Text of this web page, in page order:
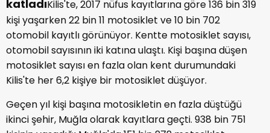
katladıKilis'te, 2017 nüfus kayıtlarına göre 136 bin 319
kişi yaşarken 22 bin 11 motosiklet ve 10 bin 702
otomobil kayıtlı görünüyor. Kentte motosiklet sayısı,
otomobil sayısının iki katına ulaştı. Kişi başına düşen
motosiklet sayısı en fazla olan kent durumundaki
Kilis'te her 6,2 kişiye bir motosiklet düşüyor.
Geçen yıl kişi başına motosikletin en fazla düştüğü
ikinci şehir, Muğla olarak kayıtlara geçti. 938 bin 751